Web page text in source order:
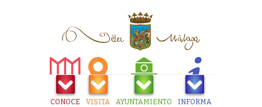
CONOCE VISITA AYUNTAMIENTO INFORMA